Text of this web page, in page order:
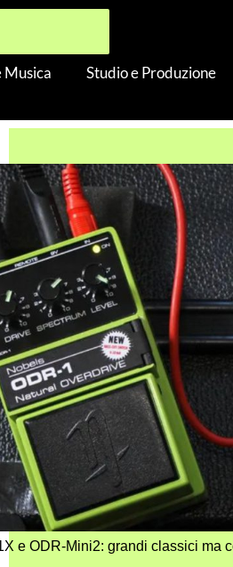
Musica Studio e Produzione
e ODR-Mini2: grandi classici ma